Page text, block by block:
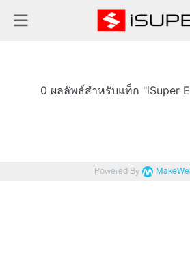
0 ผลลัพธ์สำหรับแท็ก "iSuper
Powered By